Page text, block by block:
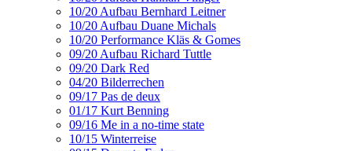
10/20 Aufbau Bernhard Leitner
10/20 Aufbau Duane Michals
10/20 Performance Kläs & Gomes
09/20 Aufbau Richard Tuttle
09/20 Dark Red
04/20 Bilderrechen
09/17 Pas de deux
01/17 Kurt Benning
09/16 Me in a no-time state
10/15 Winterreise